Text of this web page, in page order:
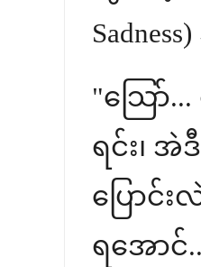
"သြော်
ရင်း၊ အဲ
ပြောင်
ရအောင်